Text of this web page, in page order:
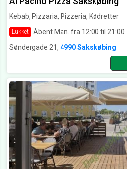
Kebab, Pizzaria, Pizzeria, Kødretter
Lukket Åbent Man. fra 12:00 til 21:00
Søndergade 21, 4990 Sakskøbing